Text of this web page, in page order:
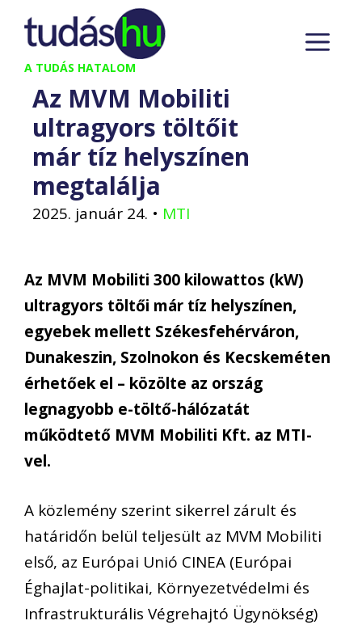
Kilépés
tartalomba
A TUDÁS HATALOM
Az MVM Mobiliti
ultragyors töltőit
már tíz helyszínen
megtalálja
2025. január 24. • MTI
Az MVM Mobiliti 300 kilowattos (kW)
ultragyors töltői már tíz helyszínen,
egyebek mellett Székesfehérváron,
Dunakeszin, Szolnokon és Kecskeméten
érhetőek el – közölte az ország
legnagyobb e-töltő-hálózatát
működtető MVM Mobiliti Kft. az MTI-
vel.
A közlemény szerint sikerrel zárult és
határidőn belül teljesült az MVM Mobiliti
első, az Európai Unió CINEA (Európai
Éghajlat-politikai, Környezetvédelmi és
Infrastrukturális Végrehajtó Ügynökség)